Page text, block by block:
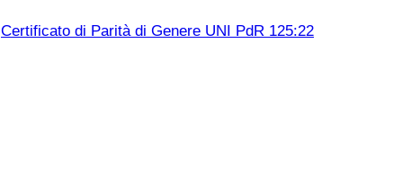
Certificato di Parità di Genere UNI PdR 125:22